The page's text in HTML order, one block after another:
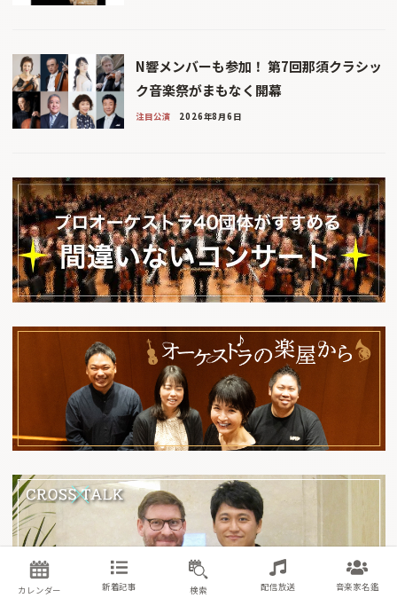
N響メンバーも参加！ 第7回那須クラシッ
ク音楽祭がまもなく開幕
注目公演 2026年8月6日
カレンダー 新着記事 検索 配信放送 音楽家名鑑